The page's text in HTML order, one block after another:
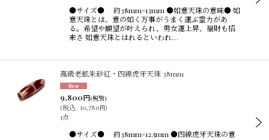
●サイズ● 約38mm×13mm ●如意天珠の意味● 如
意天珠とは、意の如く万事がうまく運ぶ霊力があ
る。希望や願望が叶えられ、男女運上昇、福財も招
来さ 如意天珠とはれるといわれ…
高級老鉱朱砂紅・四線虎牙天珠 38mm
9,800円(税別)
(税込: 10,780円)
1点
●サイズ● 約38mm×12.5mm ●四線虎牙天珠の意